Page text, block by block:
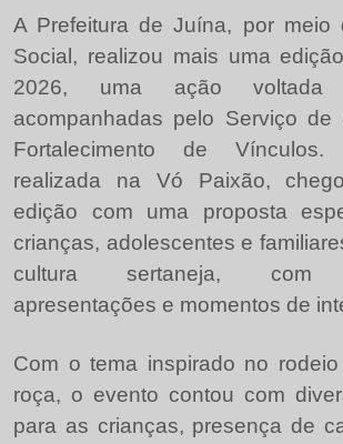
A Prefeitura de Juína, por meio
Social, realizou mais uma
2026, uma ação voltada
acompanhadas pelo Serviço de
Fortalecimento de
realizada na Vó Paixão,
edição com uma proposta
crianças, adolescentes e
cultura sertaneja, com
apresentações e momentos de
Com o tema inspirado no
roça, o evento contou com
para as crianças, presença de